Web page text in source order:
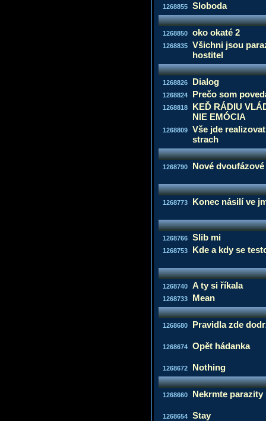
1268855 Sloboda
1268850 oko okaté 2
1268835
Všichni jsou
hostitel
1268826 Dialog
1268824 Prečo som
1268818
KEĎ RÁDIU
NIE EMÓCIA
1268809
Vše jde
strach
1268790 Nové
1268773 Konec násilí ve
1268766 Slib mi
1268753 Kde a kdy se
1268740 A ty si říkala
1268733 Mean
1268680 Pravidla zde
1268674 Opět hádanka
1268672 Nothing
1268660 Nekrmte parazity
1268654 Stay